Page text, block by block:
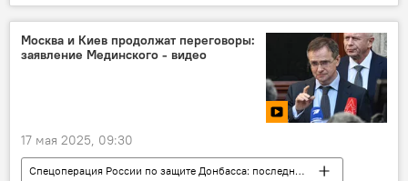
товарооборот
РФ - Исламский мир: KazanForum-2025
Экономика
Москва и Киев продолжат переговоры:
заявление Мединского - видео
17 мая 2025, 09:30
Спецоперация России по защите Донбасса: последние новости